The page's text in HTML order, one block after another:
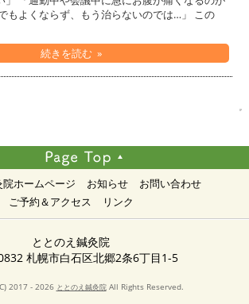
もよくならず、もう治らないのでは…」 この
続きを読む »
院ホームページ お知らせ
お問い合わせ
ご予約＆アクセス
リンク
ととのえ鍼灸院
札幌市白石区北郷2条6丁目1-5
2017 - 2026 ととのえ鍼灸院All Rights Reserved.